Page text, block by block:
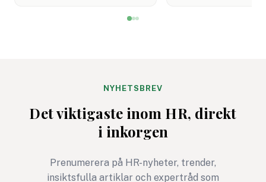
innebär semestertider med
fem bästa tips för ett
säkrare sommarkontor.
NYHETSBREV
Det viktigaste inom HR, direkt
i inkorgen
Prenumerera på HR-nyheter, trender,
insiktsfulla artiklar och expertråd som